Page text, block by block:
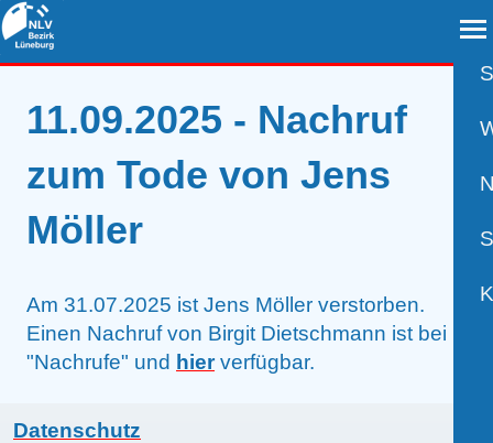
11.09.2025 - Nachruf
zum Tode von Jens
Möller
Am 31.07.2025 ist Jens Möller verstorben.
Einen Nachruf von Birgit Dietschmann ist bei
"Nachrufe" und hierverfügbar.
Datenschutz